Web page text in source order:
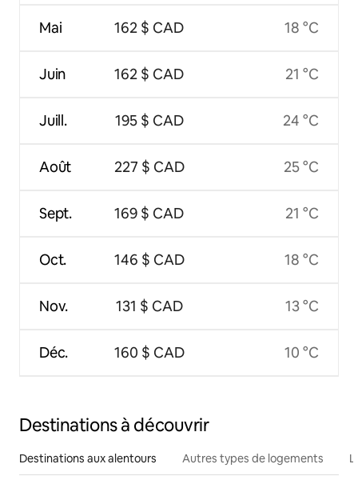
Mai
Juin
Juill.
Août
Sept.
Oct.
Nov.
Déc.
162 $ CAD
162 $ CAD
195 $ CAD
227 $ CAD
169 $ CAD
146 $ CAD
131 $ CAD
160 $ CAD
18 °C
21 °C
24 °C
25 °C
21 °C
18 °C
13 °C
10 °C
Destinations à découvrir
Destinations aux alentours Autres types de logements